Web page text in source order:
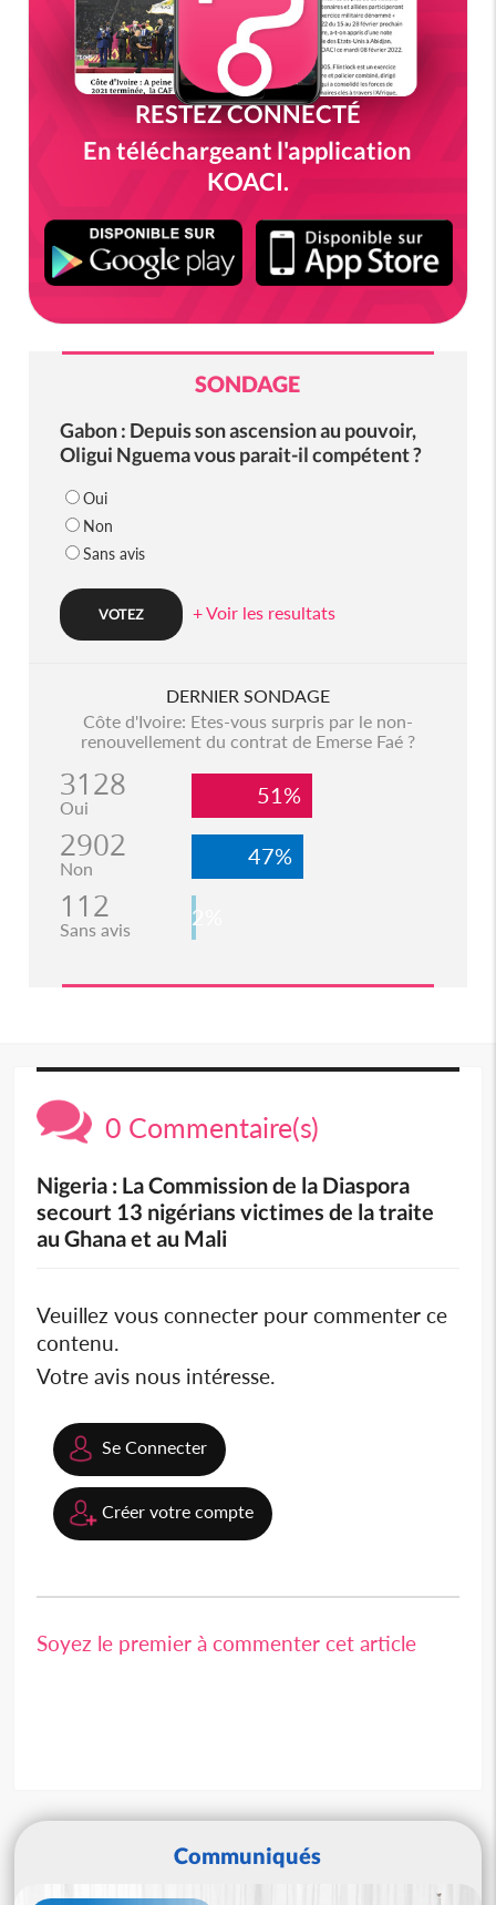
RESTEZ CONNECTÉ
En téléchargeant l'application
KOACI.
SONDAGE
Gabon : Depuis son ascension au pouvoir,
Oligui Nguema vous parait-il compétent ?
Oui
Non
Sans avis
+ Voir les resultats
DERNIER SONDAGE
Côte d'Ivoire: Etes-vous surpris par le non-
renouvellement du contrat de Emerse Faé ?
3128
Oui 51%
2902
Non 47%
112
Sans avis 2%
0 Commentaire(s)
Nigeria : La Commission de la Diaspora
secourt 13 nigérians victimes de la traite
au Ghana et au Mali
Veuillez vous connecter pour commenter ce
contenu.
Votre avis nous intéresse.
Se Connecter
Créer votre compte
Soyez le premier à commenter cet article
Communiqués